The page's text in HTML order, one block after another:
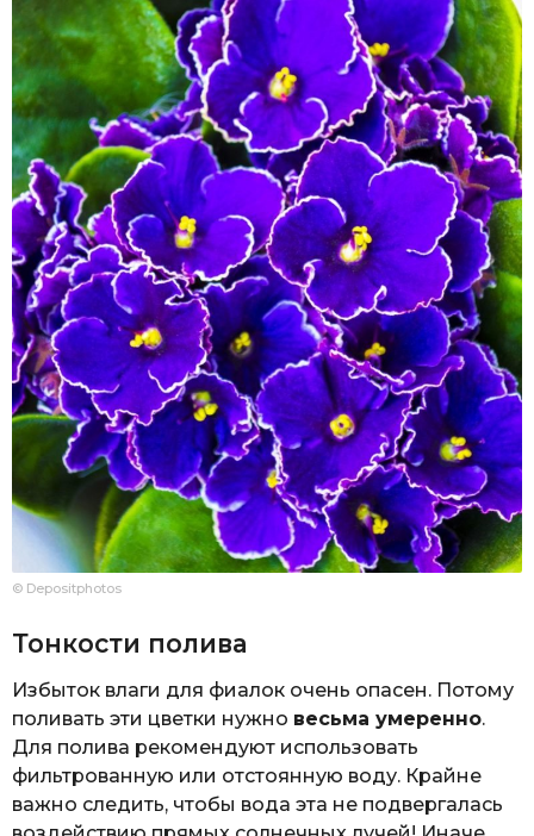
© Depositphotos
Тонкости полива
Избыток влаги для фиалок очень опасен. Потому
поливать эти цветки нужно весьма умеренно.
Для полива рекомендуют использовать
фильтрованную или отстоянную воду. Крайне
важно следить, чтобы вода эта не подвергалась